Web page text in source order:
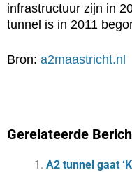
infrastructuur zijn in
tunnel is in 2011
Bron: a2maastricht.nl
Gerelateerde
A2 tunnel gaat